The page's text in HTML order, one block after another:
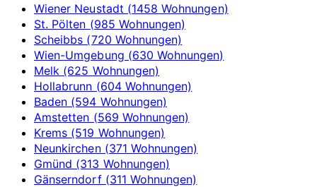
Wiener Neustadt (1458 Wohnungen)
St. Pölten (985 Wohnungen)
Scheibbs (720 Wohnungen)
Wien-Umgebung (630 Wohnungen)
Melk (625 Wohnungen)
Hollabrunn (604 Wohnungen)
Baden (594 Wohnungen)
Amstetten (569 Wohnungen)
Krems (519 Wohnungen)
Neunkirchen (371 Wohnungen)
Gmünd (313 Wohnungen)
Gänserndorf (311 Wohnungen)